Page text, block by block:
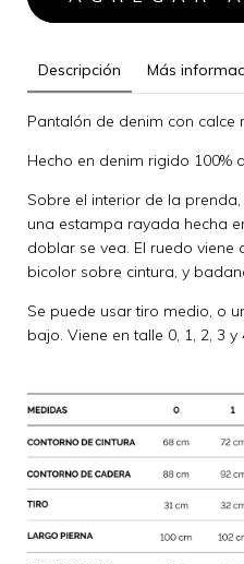
Descripción Más
Pantalón de denim con calce
Hecho en denim rigido 100%
Sobre el interior de la
una estampa rayada hecha
doblar se vea. El ruedo
bicolor sobre cintura, y
Se puede usar tiro medio, o
bajo. Viene en talle 0, 1, 2, 3 y